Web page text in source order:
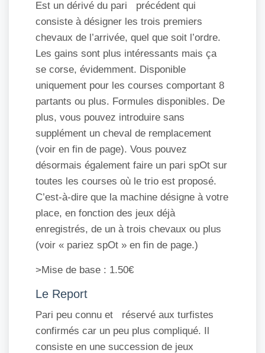
Est un dérivé du pari précédent qui
consiste à désigner les trois premiers
chevaux de l’arrivée, quel que soit l’ordre.
Les gains sont plus intéressants mais ça
se corse, évidemment. Disponible
uniquement pour les courses comportant 8
partants ou plus. Formules disponibles. De
plus, vous pouvez introduire sans
supplément un cheval de remplacement
(voir en fin de page). Vous pouvez
désormais également faire un pari spOt sur
toutes les courses où le trio est proposé.
C’est-à-dire que la machine désigne à votre
place, en fonction des jeux déjà
enregistrés, de un à trois chevaux ou plus
(voir « pariez spOt » en fin de page.)
>Mise de base : 1.50€
Le Report
Pari peu connu et réservé aux turfistes
confirmés car un peu plus compliqué. Il
consiste en une succession de jeux